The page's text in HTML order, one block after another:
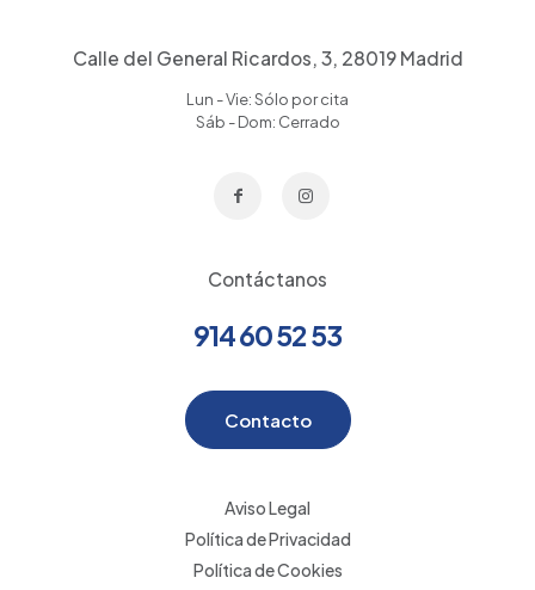
Calle del General Ricardos, 3, 28019 Madrid
Lun - Vie: Sólo por cita
Sáb - Dom: Cerrado
Contáctanos
914 60 52 53
Contacto
Aviso Legal
Política de Privacidad
Política de Cookies